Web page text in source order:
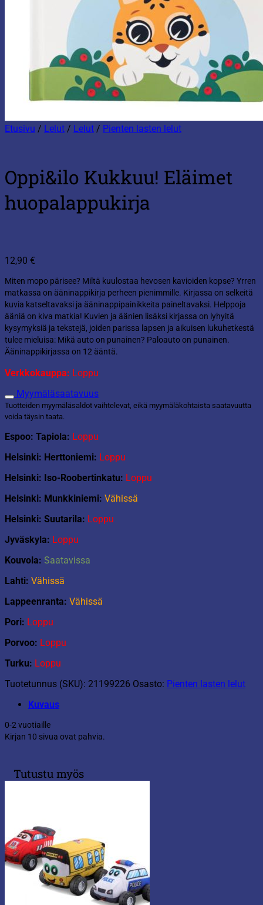
Etusivu / Lelut / Lelut / Pienten lasten lelut
Oppi&ilo Kukkuu! Eläimet
huopalappukirja
12,90 €
Miten mopo pärisee? Miltä kuulostaa hevosen kavioiden kopse? Yrren
matkassa on ääninappikirja perheen pienimmille. Kirjassa on selkeitä
kuvia katseltavaksi ja ääninappipainikkeita paineltavaksi. Helppoja
ääniä on kiva matkia! Kuvien ja äänien lisäksi kirjassa on lyhyitä
kysymyksiä ja tekstejä, joiden parissa lapsen ja aikuisen lukuhetkestä
tulee mieluisa: Mikä auto on punainen? Paloauto on punainen.
Ääninappikirjassa on 12 ääntä.
Verkkokauppa: Loppu
Myymäläsaatavuus
Tuotteiden myymäläsaldot vaihtelevat, eikä myymäläkohtaista saatavuutta
voida täysin taata.
Espoo: Tapiola: Loppu
Helsinki: Herttoniemi: Loppu
Helsinki: Iso-Roobertinkatu: Loppu
Helsinki: Munkkiniemi: Vähissä
Helsinki: Suutarila: Loppu
Jyväskyla: Loppu
Kouvola: Saatavissa
Lahti: Vähissä
Lappeenranta: Vähissä
Pori: Loppu
Porvoo: Loppu
Turku: Loppu
Tuotetunnus (SKU): 21199226 Osasto: Pienten lasten lelut
Kuvaus
0-2 vuotiaille
Kirjan 10 sivua ovat pahvia.
Tutustu myös